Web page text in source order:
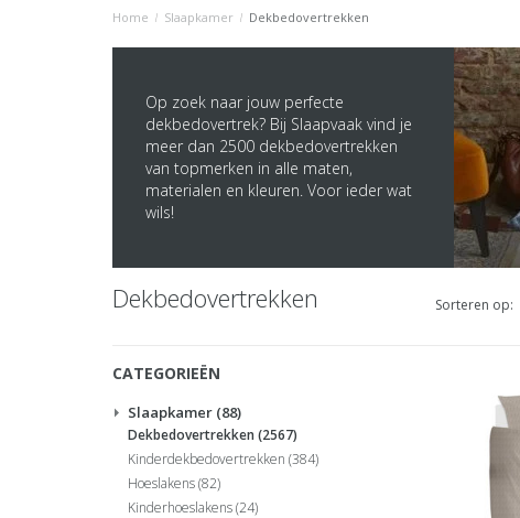
Home / Slaapkamer / Dekbedovertrekken
Op zoek naar jouw perfecte
dekbedovertrek? Bij Slaapvaak vind je
meer dan 2500 dekbedovertrekken
van topmerken in alle maten,
materialen en kleuren. Voor ieder wat
wils!
Dekbedovertrekken Sorteren op:
CATEGORIEËN
Slaapkamer (88)
Dekbedovertrekken (2567)
Kinderdekbedovertrekken (384)
Hoeslakens(82)
Kinderhoeslakens(24)